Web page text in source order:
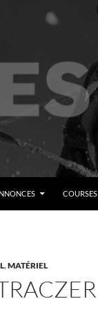
COURSES
,MATÉRIEL